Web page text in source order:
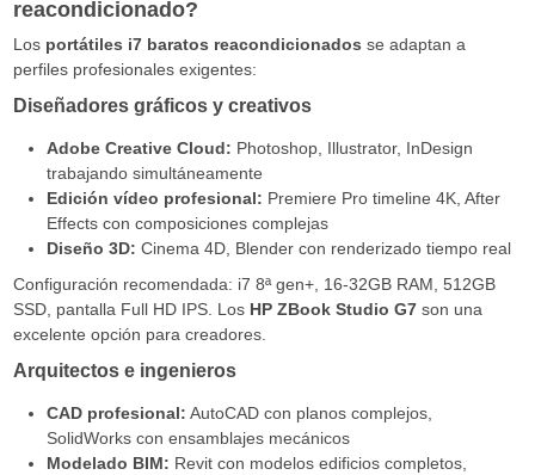
reacondicionado?
Los portátiles i7 baratos reacondicionados se adaptan a
perfiles profesionales exigentes:
Diseñadores gráficos y creativos
Adobe Creative Cloud: Photoshop, Illustrator, InDesign
trabajando simultáneamente
Edición vídeo profesional: Premiere Pro timeline 4K, After
Effects con composiciones complejas
Diseño 3D: Cinema 4D, Blender con renderizado tiempo real
Configuración recomendada: i7 8ª gen+, 16-32GB RAM, 512GB
SSD, pantalla Full HD IPS. Los HP ZBook Studio G7son una
excelente opción para creadores.
Arquitectos e ingenieros
CAD profesional: AutoCAD con planos complejos,
SolidWorks con ensamblajes mecánicos
Modelado BIM: Revit con modelos edificios completos,